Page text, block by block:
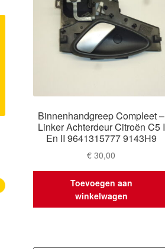
Binnenhandgreep Compleet –
Linker Achterdeur Citroën C5 I
En II 9641315777 9143H9
€ 30,00
Toevoegen aan
winkelwagen